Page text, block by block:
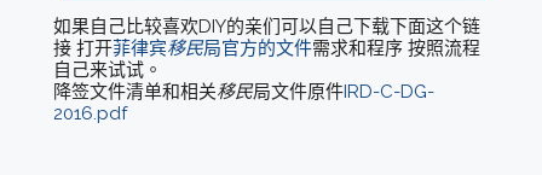
如果自己比较喜欢DIY的亲们可以自己下载下面这个链
接 打开菲律宾移民局官方的文件需求和程序 按照流程
自己来试试。
降签文件清单和相关移民局文件原件IRD-C-DG-
2016.pdf